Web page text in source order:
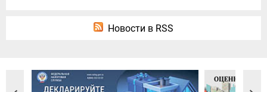
Новости в RSS